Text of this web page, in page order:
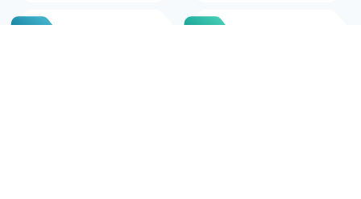
03 04